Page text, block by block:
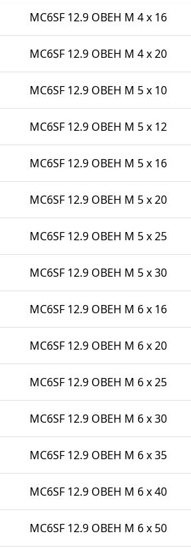
MC6SF 12.9 OBEH M 4 x 16
MC6SF 12.9 OBEH M 4 x 20
MC6SF 12.9 OBEH M 5 x 10
MC6SF 12.9 OBEH M 5 x 12
MC6SF 12.9 OBEH M 5 x 16
MC6SF 12.9 OBEH M 5 x 20
MC6SF 12.9 OBEH M 5 x 25
MC6SF 12.9 OBEH M 5 x 30
MC6SF 12.9 OBEH M 6 x 16
MC6SF 12.9 OBEH M 6 x 20
MC6SF 12.9 OBEH M 6 x 25
MC6SF 12.9 OBEH M 6 x 30
MC6SF 12.9 OBEH M 6 x 35
MC6SF 12.9 OBEH M 6 x 40
MC6SF 12.9 OBEH M 6 x 50